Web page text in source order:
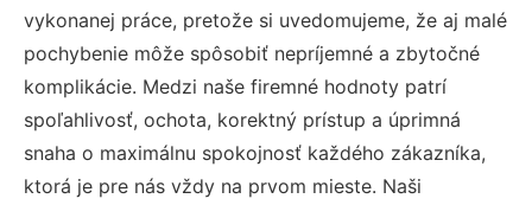
vykonanej práce, pretože si uvedomujeme, že aj malé
pochybenie môže spôsobiť nepríjemné a zbytočné
komplikácie. Medzi naše firemné hodnoty patrí
spoľahlivosť, ochota, korektný prístup a úprimná
snaha o maximálnu spokojnosť každého zákazníka,
ktorá je pre nás vždy na prvom mieste. Naši